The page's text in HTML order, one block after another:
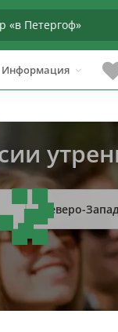
Информация
Северо-